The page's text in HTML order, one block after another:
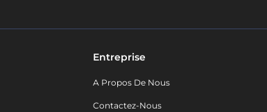
Entreprise
A Propos De Nous
Contactez-Nous